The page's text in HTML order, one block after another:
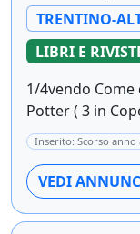
TRENTINO-
LIBRI E
1/4vendo
Potter ( 3 in
Inserito: Scorso anno
VEDI